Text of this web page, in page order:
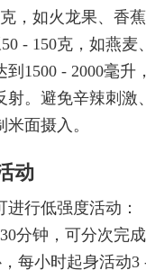
，如火龙果、香
- 150克，如燕麦
1500 - 2000毫升
射。避免辛辣刺激
面摄入。
动
进行低强度活动：
分钟，可分次完成
每小时起身活动3